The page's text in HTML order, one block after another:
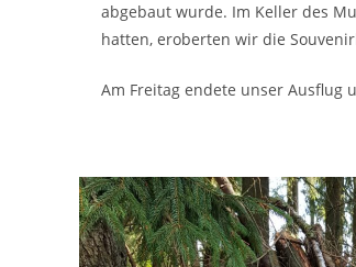
abgebaut wurde. Im Keller des
hatten, eroberten wir die
Am Freitag endete unser Ausflug